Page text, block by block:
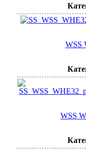
WSS
WSS